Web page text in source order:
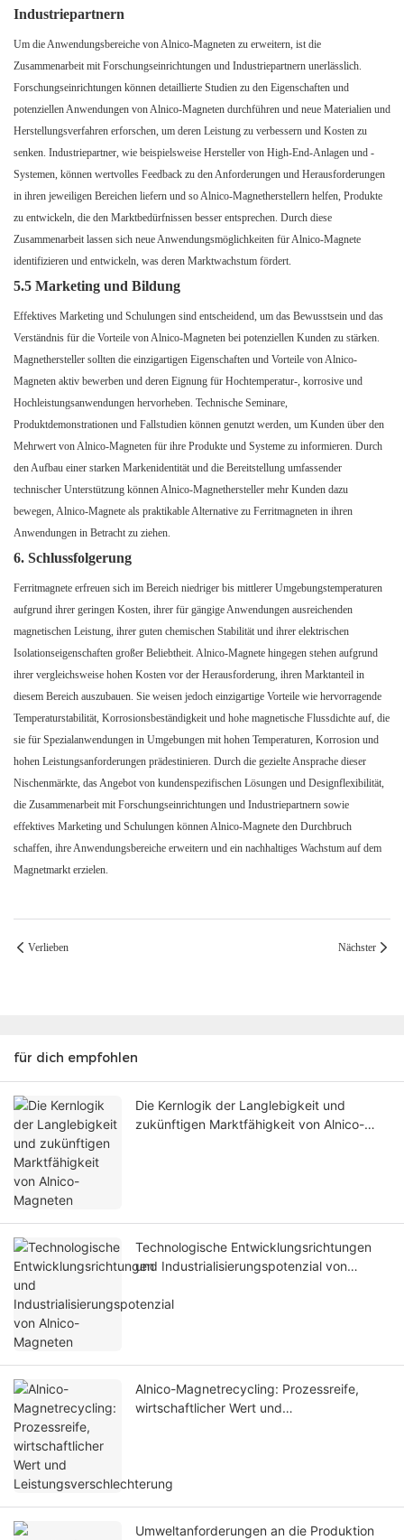
Industriepartnern
Um die Anwendungsbereiche von Alnico-Magneten zu erweitern, ist die
Zusammenarbeit mit Forschungseinrichtungen und Industriepartnern unerlässlich.
Forschungseinrichtungen können detaillierte Studien zu den Eigenschaften und
potenziellen Anwendungen von Alnico-Magneten durchführen und neue Materialien und
Herstellungsverfahren erforschen, um deren Leistung zu verbessern und Kosten zu
senken. Industriepartner, wie beispielsweise Hersteller von High-End-Anlagen und -
Systemen, können wertvolles Feedback zu den Anforderungen und Herausforderungen
in ihren jeweiligen Bereichen liefern und so Alnico-Magnetherstellern helfen, Produkte
zu entwickeln, die den Marktbedürfnissen besser entsprechen. Durch diese
Zusammenarbeit lassen sich neue Anwendungsmöglichkeiten für Alnico-Magnete
identifizieren und entwickeln, was deren Marktwachstum fördert.
5.5 Marketing und Bildung
Effektives Marketing und Schulungen sind entscheidend, um das Bewusstsein und das
Verständnis für die Vorteile von Alnico-Magneten bei potenziellen Kunden zu stärken.
Magnethersteller sollten die einzigartigen Eigenschaften und Vorteile von Alnico-
Magneten aktiv bewerben und deren Eignung für Hochtemperatur-, korrosive und
Hochleistungsanwendungen hervorheben. Technische Seminare,
Produktdemonstrationen und Fallstudien können genutzt werden, um Kunden über den
Mehrwert von Alnico-Magneten für ihre Produkte und Systeme zu informieren. Durch
den Aufbau einer starken Markenidentität und die Bereitstellung umfassender
technischer Unterstützung können Alnico-Magnethersteller mehr Kunden dazu
bewegen, Alnico-Magnete als praktikable Alternative zu Ferritmagneten in ihren
Anwendungen in Betracht zu ziehen.
6. Schlussfolgerung
Ferritmagnete erfreuen sich im Bereich niedriger bis mittlerer Umgebungstemperaturen
aufgrund ihrer geringen Kosten, ihrer für gängige Anwendungen ausreichenden
magnetischen Leistung, ihrer guten chemischen Stabilität und ihrer elektrischen
Isolationseigenschaften großer Beliebtheit. Alnico-Magnete hingegen stehen aufgrund
ihrer vergleichsweise hohen Kosten vor der Herausforderung, ihren Marktanteil in
diesem Bereich auszubauen. Sie weisen jedoch einzigartige Vorteile wie hervorragende
Temperaturstabilität, Korrosionsbeständigkeit und hohe magnetische Flussdichte auf, die
sie für Spezialanwendungen in Umgebungen mit hohen Temperaturen, Korrosion und
hohen Leistungsanforderungen prädestinieren. Durch die gezielte Ansprache dieser
Nischenmärkte, das Angebot von kundenspezifischen Lösungen und Designflexibilität,
die Zusammenarbeit mit Forschungseinrichtungen und Industriepartnern sowie
effektives Marketing und Schulungen können Alnico-Magnete den Durchbruch
schaffen, ihre Anwendungsbereiche erweitern und ein nachhaltiges Wachstum auf dem
Magnetmarkt erzielen.
Verlieben Nächster
für dich empfohlen
Die Kernlogik der Langlebigkeit und
zukünftigen Marktfähigkeit von Alnico-
Technologische Entwicklungsrichtungen
und Industrialisierungspotenzial von
Alnico-Magnetrecycling: Prozessreife,
wirtschaftlicher Wert und
Umweltanforderungen an die Produktion